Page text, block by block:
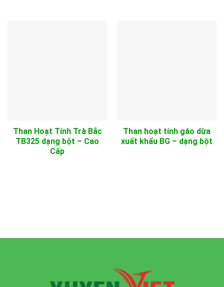
Than Hoạt Tính Trà Bắc
TB325 dạng bột – Cao
Cấp
Than hoạt tính gáo dừa
xuất khẩu BG – dạng bột